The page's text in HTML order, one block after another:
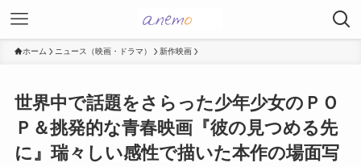
ホーム ニュース（映画・ドラマ） 新作映画
世界中で話題をさらった少年少女のＰＯ
Ｐ＆挑発的な青春映画『彼の見つめる先
に』瑞々しい感性で描いた本作の場面写